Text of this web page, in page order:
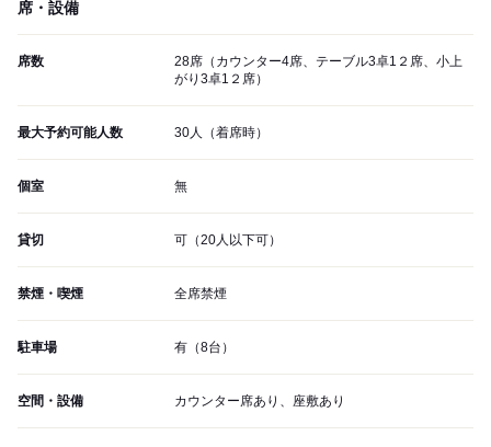
席・設備
席数
28席（カウンター4席、テーブル3卓1２席、小上
がり3卓1２席）
最大予約可能人数 30人（着席時）
個室 無
貸切 可（20人以下可）
禁煙・喫煙 全席禁煙
駐車場 有（8台）
空間・設備 カウンター席あり、座敷あり